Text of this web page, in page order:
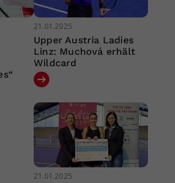
21.01.2025
Upper Austria Ladies
Linz: Muchová erhält
Wildcard
21.01.2025